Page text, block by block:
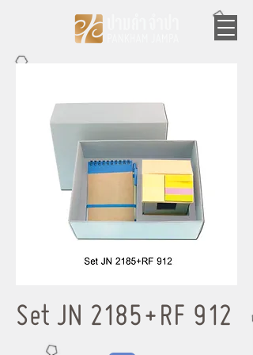
Set JN 2185+RF 912